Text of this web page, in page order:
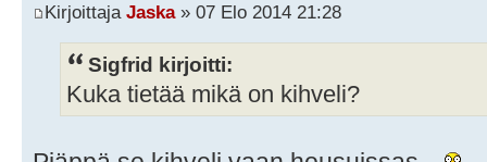
Kirjoittaja Jaska» 07 Elo 2014 21:28
Sigfrid kirjoitti:
Kuka tietää mikä on kihveli?